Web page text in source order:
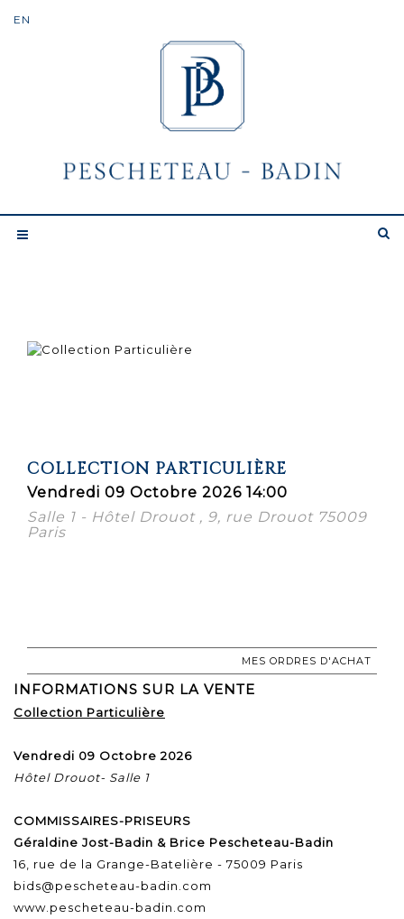
COLLECTION PARTICULIÈRE
Vendredi 09 Octobre 2026 14:00
Salle 1 - Hôtel Drouot , 9, rue Drouot 75009
Paris
MES ORDRES D'ACHAT
INFORMATIONS SUR LA VENTE
Collection Particulière
Vendredi 09 Octobre 2026
Hôtel Drouot- Salle 1
COMMISSAIRES-PRISEURS
Géraldine Jost-Badin & Brice Pescheteau-Badin
16, rue de la Grange-Batelière - 75009 Paris
bids@pescheteau-badin.com
www.pescheteau-badin.com